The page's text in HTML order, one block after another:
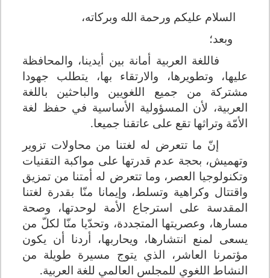
السلام عليكم ورحمة الله وبركاته،
وبعد؛
فاللغة العربية أمانة بين أيدينا، والمحافظة
عليها، وتطويرها، والارتقاء بها، يتطلب جهودا
مشتركة من جميع اللغويين والباحثين باللغة
العربية، لأن المسؤولية الأساسية في حفظ لغة
الأمّة وتراثها تقع على عاتقنا جميعا.
إنّ ما تتعرض له لغتنا من محاولات تزوير
وتهميش، بحجة عدم قدرتها على مواكبة التقنيات
وتكنولوجيا العصر، وما تتعرض له أمتنا من تمزيق
واقتتال وكراهية وتسلط، وإيمانا منّا بقدرة لغتنا
المقدسة على استرجاع الأمة لوحدتها، وصحة
مسارها، وعصريتها المتجددة، وتحدّيا منّا لكلّ من
يسعى لمنع انتشارها، ويحاربها، أردنا أن يكون
مؤتمرنا العاشر، الذي يتوج مسيرة طويلة من
النشاط اللغوي للمجلس العالمي للغة العربية.